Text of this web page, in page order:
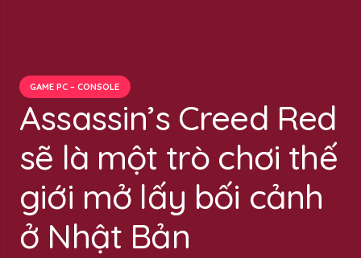
GAME PC – CONSOLE
Assassin’s Creed Red
sẽ là một trò chơi thế
giới mở lấy bối cảnh
ở Nhật Bản